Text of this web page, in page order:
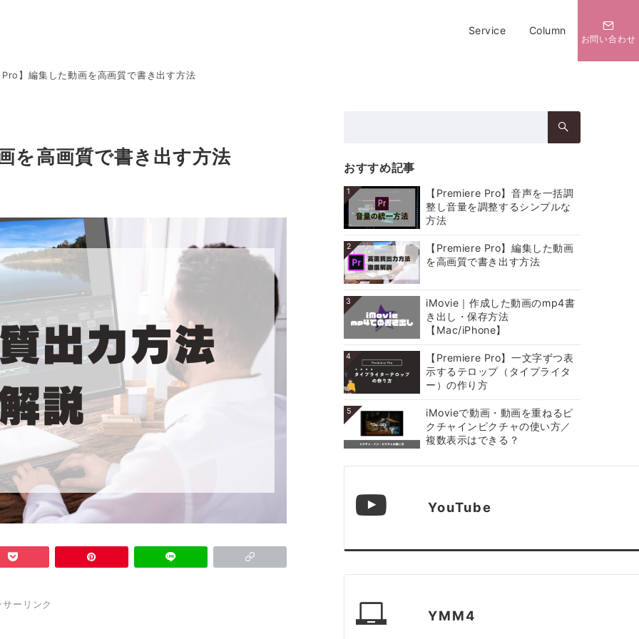
Service Column
お問い合わせ
】編集した動画を高画質で書き出す方法
を高画質で書き出す方法
ーリンク
おすすめ記事
1
【Premiere Pro】音声を一括調
整し音量を調整するシンプルな
方法
2
【Premiere Pro】編集した動画
を高画質で書き出す方法
3
iMovie｜作成した動画のmp4書
き出し・保存方法
【Mac/iPhone】
4
【Premiere Pro】一文字ずつ表
示するテロップ（タイプライタ
ー）の作り方
5
iMovieで動画・動画を重ねるピ
クチャインピクチャの使い方／
複数表示はできる？
YouTube
YMM4